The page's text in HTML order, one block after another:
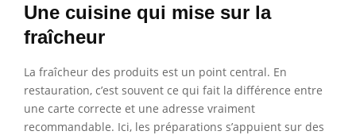
Une cuisine qui mise sur la
fraîcheur
La fraîcheur des produits est un point central. En
restauration, c’est souvent ce qui fait la différence entre
une carte correcte et une adresse vraiment
recommandable. Ici, les préparations s’appuient sur des